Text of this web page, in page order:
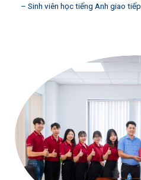
– Sinh viên học tiếng Anh giao tiếp